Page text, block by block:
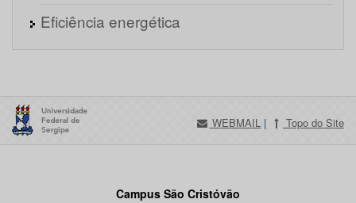
Eficiência energética
WEBMAIL | Topo do Site
Campus São Cristóvão